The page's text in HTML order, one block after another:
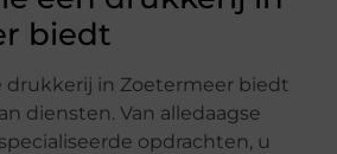
biedt
drukkerij in Zoetermeer biedt
diensten. Van alledaagse
opdrachten, u